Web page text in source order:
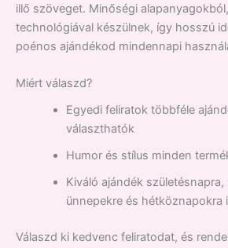
illő szöveget. Minőségi
technológiával készülnek, így hosszú
poénos ajándékod mindennapi
Miért válaszd?
Egyedi feliratok többféle
választhatók
Humor és stílus minden
Kiváló ajándék születésnapra,
ünnepekre és hétköznapokra
Válaszd ki kedvenc feliratodat, és